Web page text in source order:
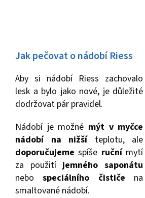
Jak pečovat o nádobí Riess
Aby si nádobí Riess zachovalo
lesk a bylo jako nové, je důležité
dodržovat pár pravidel.
Nádobí je možné mýt v myčce
nádobí na nižšíteplotu, ale
doporučujeme spíše ručnímytí
za použitíjemného saponátu
nebospeciálního čističe na
smaltované nádobí.